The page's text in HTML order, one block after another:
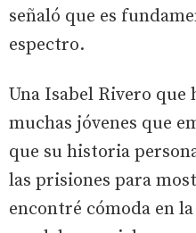
señaló que es
espectro.
Una Isabel Rivero que
muchas jóvenes que
que su historia
las prisiones para
encontré cómoda en